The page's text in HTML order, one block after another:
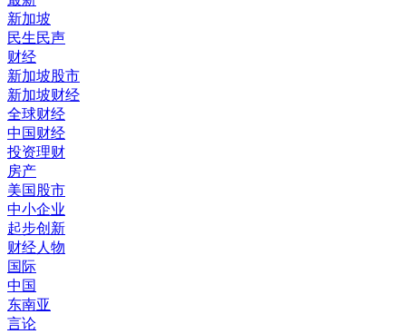
新加坡
民生民声
财经
新加坡股市
新加坡财经
全球财经
中国财经
投资理财
房产
美国股市
中小企业
起步创新
财经人物
国际
中国
东南亚
言论